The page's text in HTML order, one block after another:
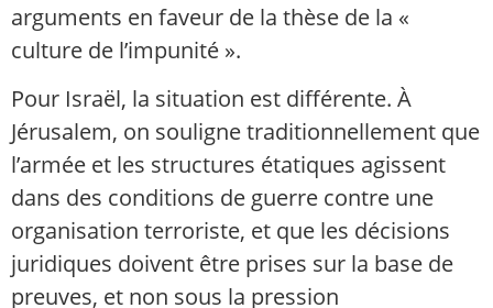
arguments en faveur de la thèse de la «
culture de l’impunité ».
Pour Israël, la situation est différente. À
Jérusalem, on souligne traditionnellement que
l’armée et les structures étatiques agissent
dans des conditions de guerre contre une
organisation terroriste, et que les décisions
juridiques doivent être prises sur la base de
preuves, et non sous la pression